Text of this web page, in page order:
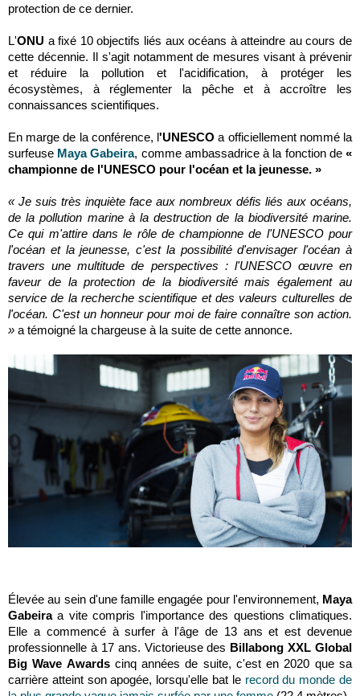
protection de ce dernier.
L'ONU a fixé 10 objectifs liés aux océans à atteindre au cours de
cette décennie. Il s'agit notamment de mesures visant à prévenir
et réduire la pollution et l'acidification, à protéger les
écosystèmes, à réglementer la pêche et à accroître les
connaissances scientifiques.
En marge de la conférence, l'UNESCO a officiellement nommé la
surfeuse Maya Gabeira, comme ambassadrice à la fonction de«
championne de l'UNESCO pour l'océan et la jeunesse. »
« Je suis très inquiète face aux nombreux défis liés aux océans,
de la pollution marine à la destruction de la biodiversité marine.
Ce qui m'attire dans le rôle de championne de l'UNESCO pour
l'océan et la jeunesse, c'est la possibilité d'envisager l'océan à
travers une multitude de perspectives : l'UNESCO œuvre en
faveur de la protection de la biodiversité mais également au
service de la recherche scientifique et des valeurs culturelles de
l'océan. C'est un honneur pour moi de faire connaître son action.
» a témoigné la chargeuse à la suite de cette annonce.
Élevée au sein d'une famille engagée pour l'environnement, Maya
Gabeiraa vite compris l'importance des questions climatiques.
Elle a commencé à surfer à l'âge de 13 ans et est devenue
professionnelle à 17 ans. Victorieuse des Billabong XXL Global
Big Wave Awardscinq années de suite, c'est en 2020 que sa
carrière atteint son apogée, lorsqu'elle bat le record du monde de